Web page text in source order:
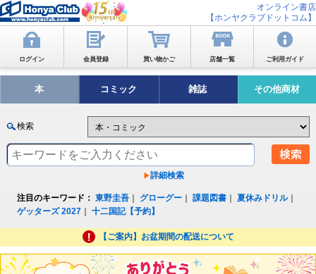
オンライン書店
【ホンヤクラブドットコム】
ログイン 会員登録 買い物かご 店舗一覧 ご利用ガイド
本 コミック 雑誌 その他商材
検索
詳細検索
注目のキーワード： 東野圭吾 グローグー ｜課題図書 ｜夏休みドリル｜
ゲッターズ 2027 ｜十二国記【予約】
【ご案内】お盆期間の配送について